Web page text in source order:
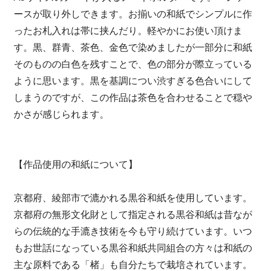
ースが取り外しできます。お揃いの和紙でシンプルに作
ったお札入れは帯に挟んだり。軽やかにお使い頂けま
す。黒、群青、茶色、金色で染めましたが一部分に和紙
そのものの白色を残すことで、色の部分が際立っている
ように思います。黒を基調につい渋すぎる色合いにして
しまうのですが、この作品は茶色を合わせることで穏や
かさが感じられます。
【作品使用の和紙について】
京都府、綾部市で漉かれる黒谷和紙を使用しています。
京都府の無形文化財として指定される黒谷和紙は昔なが
らの伝統的な手漉き技術を今も守り続けています。いつ
もお世話になっている黒谷和紙共同組合の方々は和紙の
主な原料である「楮」も自分たちで栽培されています。